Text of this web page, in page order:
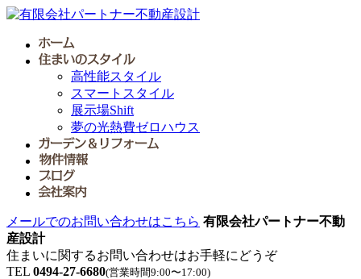
高性能スタイル
スマートスタイル
展示場Shift
夢の光熱費ゼロハウス
メールでのお問い合わせはこちら 有限会社パートナー不動
産設計
住まいに関するお問い合わせはお手軽にどうぞ
TEL 0494-27-6680(営業時間9:00〜17:00)